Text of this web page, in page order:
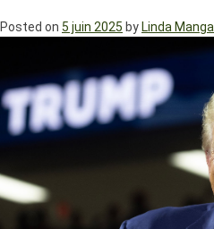
Posted on 5 juin 2025 by Linda Manga